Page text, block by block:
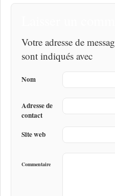
Votre adresse de
sont indiqués avec
Nom
Adresse de
contact
Site web
Commentaire